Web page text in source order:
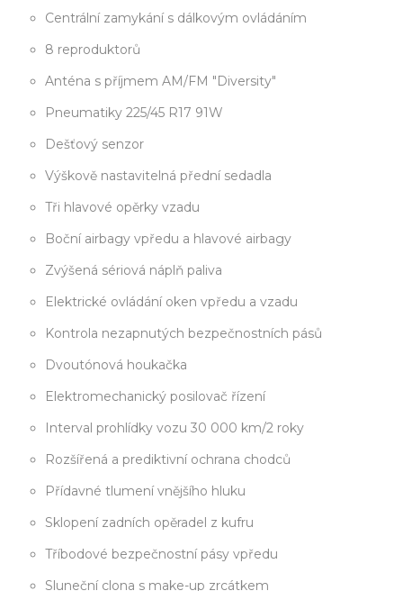
Centrální zamykání s dálkovým ovládáním
8 reproduktorů
Anténa s příjmem AM/FM "Diversity"
Pneumatiky 225/45 R17 91W
Dešťový senzor
Výškově nastavitelná přední sedadla
Tři hlavové opěrky vzadu
Boční airbagy vpředu a hlavové airbagy
Zvýšená sériová náplň paliva
Elektrické ovládání oken vpředu a vzadu
Kontrola nezapnutých bezpečnostních pásů
Dvoutónová houkačka
Elektromechanický posilovač řízení
Interval prohlídky vozu 30 000 km/2 roky
Rozšířená a prediktivní ochrana chodců
Přídavné tlumení vnějšího hluku
Sklopení zadních opěradel z kufru
Tříbodové bezpečnostní pásy vpředu
Sluneční clona s make-up zrcátkem